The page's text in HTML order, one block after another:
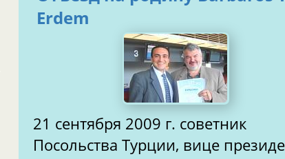
Erdem
21 сентября 2009 г. советник
Посольства Турции, вице